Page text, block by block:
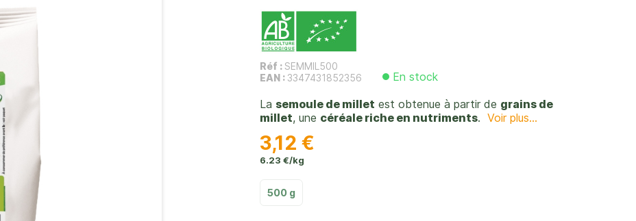
Réf : SEMMIL500
EAN : 3347431852356
En stock
La semoule de millet est obtenue à partir de grains de
millet, une céréale riche en nutriments. Voir plus...
3,12 €
6.23 €/kg
500 g